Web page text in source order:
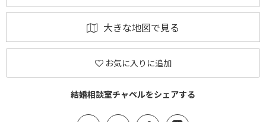
大きな地図で見る
お気に入りに追加
結婚相談室チャペルをシェアする